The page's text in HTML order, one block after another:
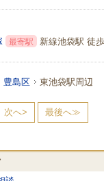
最寄駅 新線池袋駅 徒
豊島区 東池袋駅周辺
次へ> 最後へ≫